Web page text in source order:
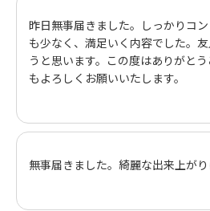
昨日無事届きました。しっかりコ
も少なく、満足いく内容でした。
うと思います。この度はありがと
もよろしくお願いいたします。
無事届きました。綺麗な出来上がり